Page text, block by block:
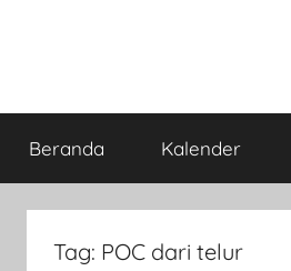
Beranda Kalender
Tag: POC dari telur